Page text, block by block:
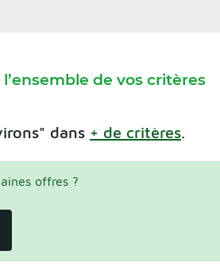
de vos critères
dans + de critères.
offres ?